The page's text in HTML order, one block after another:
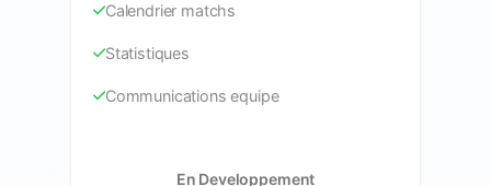
Calendrier matchs
Statistiques
Communications equipe
En Developpement